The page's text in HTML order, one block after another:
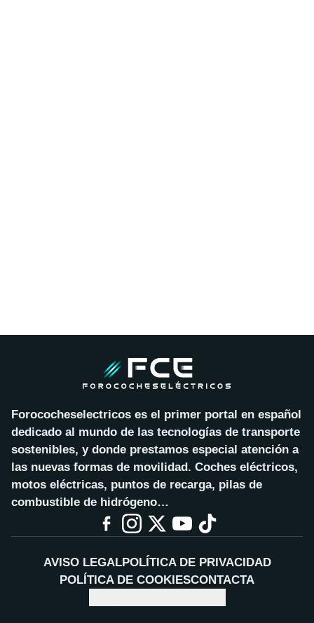
Forococheselectricos es el primer portal en español
dedicado al mundo de las tecnologías de transporte
sostenibles, y donde prestamos especial atención a
las nuevas formas de movilidad. Coches eléctricos,
motos eléctricas, puntos de recarga, pilas de
combustible de hidrógeno…
AVISO LEGALPOLÍTICA DE PRIVACIDAD
POLÍTICA DE COOKIESCONTACTA